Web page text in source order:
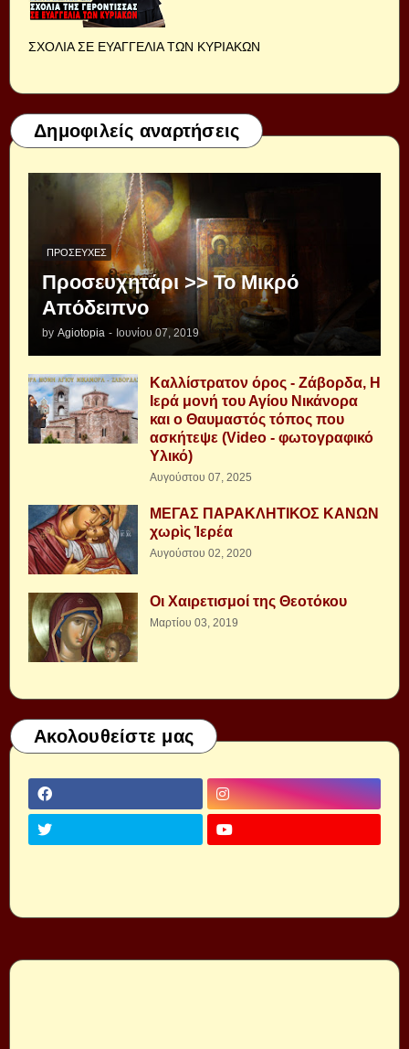
ΣΧΟΛΙΑ ΣΕ ΕΥΑΓΓΕΛΙΑ ΤΩΝ ΚΥΡΙΑΚΩΝ
Δημοφιλείς αναρτήσεις
ΠΡΟΣΕΥΧΈΣ
Προσευχητάρι >> Το Μικρό
Απόδειπνο
by Agiotopia - Ιουνίου 07, 2019
Καλλίστρατον όρος - Ζάβορδα, Η
Ιερά μονή του Αγίου Νικάνορα
και ο Θαυμαστός τόπος που
ασκήτεψε (Video - φωτογραφικό
Υλικό)
Αυγούστου 07, 2025
ΜΕΓΑΣ ΠΑΡΑΚΛΗΤΙΚΟΣ ΚΑΝΩΝ
χωρὶς Ἱερέα
Αυγούστου 02, 2020
Οι Χαιρετισμοί της Θεοτόκου
Μαρτίου 03, 2019
Ακολουθείστε μας